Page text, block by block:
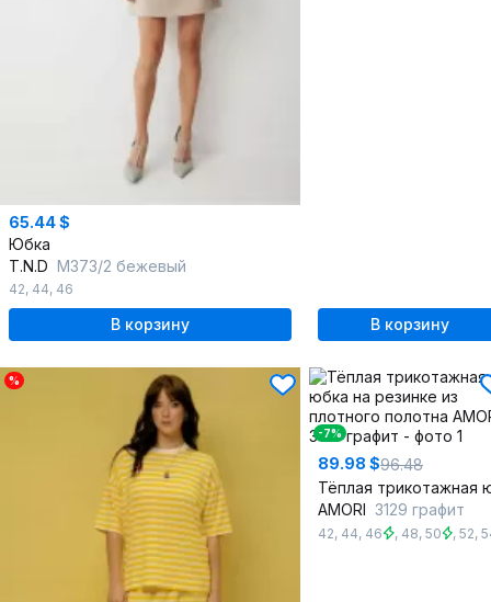
65.44 $
Юбка
T.N.D М373/2 бежевый
42, 44, 46
В корзину В корзину
%
-7%
89.98 $96.48
AMORI 3129 графит
42, 44, 46 , 48, 50 , 52,